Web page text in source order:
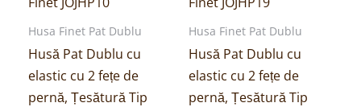
Husa Finet Pat Dublu
Husă Pat Dublu cu
elastic cu 2 fețe de
pernă, Țesătură Tip
Husa Finet Pat Dublu
Husă Pat Dublu cu
elastic cu 2 fețe de
pernă, Țesătură Tip